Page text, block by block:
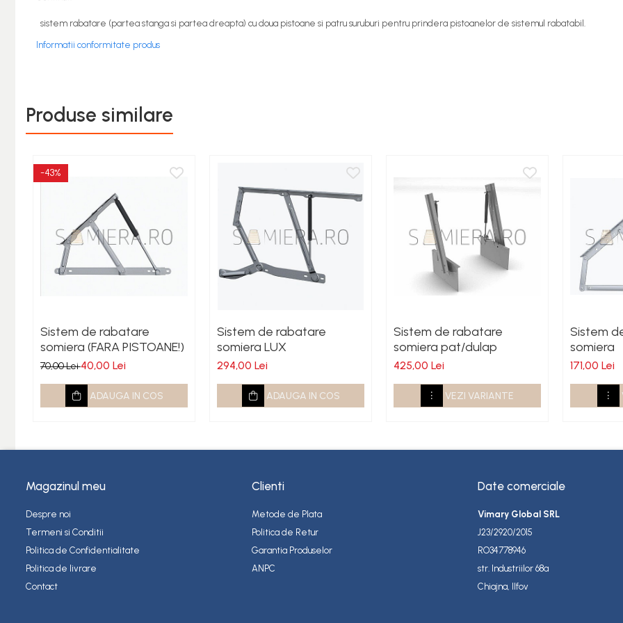
Glisiere
Pistoane
Alte Accesorii
Mecanisme
Unelte Pneumatice
Unelte de mana
Cuple rapide
Capse Tip 92
Adezivi si benzi adezive
Compresoare
sistem rabatare (partea stanga si partea dreapta) cu doua pistoane si patru suruburi pentru prindera pistoanelor de sistemul rabatabil.
Informatii conformitate produs
Produse similare
-43%
Sistem de rabatare
somiera (FARA PISTOANE!)
70,00 Lei40,00 Lei
ADAUGA IN COS
Sistem de rabatare
somiera LUX
294,00 Lei
ADAUGA IN COS
Sistem de rabatare
somiera pat/dulap
425,00 Lei
VEZI VARIANTE
Sistem
somiera
171,00 Lei
Magazinul meu
Despre noi
Termeni si Conditii
Politica de Confidentialitate
Politica de livrare
Contact
Clienti
Metode de Plata
Politica de Retur
Garantia Produselor
ANPC
Date comerciale
Vimary Global SRL
J23/2920/2015
RO34778946
str. Industriilor 68a
Chiajna, Ilfov